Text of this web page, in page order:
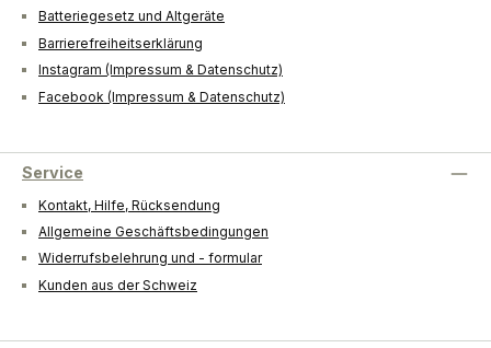
Batteriegesetz und Altgeräte
Barrierefreiheitserklärung
Instagram (Impressum & Datenschutz)
Facebook (Impressum & Datenschutz)
Service
Kontakt, Hilfe, Rücksendung
Allgemeine Geschäftsbedingungen
Widerrufsbelehrung und - formular
Kunden aus der Schweiz